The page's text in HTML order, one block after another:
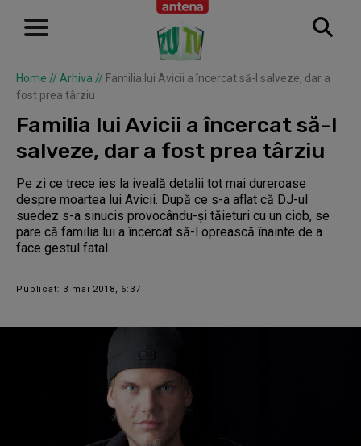
Home // Arhiva // Familia lui Avicii a încercat să-l salveze, dar a
fost prea târziu
Familia lui Avicii a încercat să-l
salveze, dar a fost prea târziu
Pe zi ce trece ies la iveală detalii tot mai dureroase
despre moartea lui Avicii. După ce s-a aflat că DJ-ul
suedez s-a sinucis provocându-și tăieturi cu un ciob, se
pare că familia lui a încercat să-l oprească înainte de a
face gestul fatal.
Publicat: 3 mai 2018, 6:37